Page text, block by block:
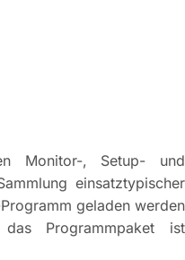
Monitor-, Setup- und
einsatztypischer
geladen werden
Programmpaket ist